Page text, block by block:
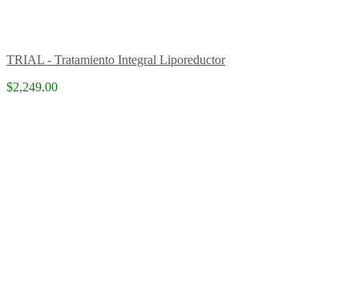
TRIAL - Tratamiento Integral Liporeductor
$2,249.00